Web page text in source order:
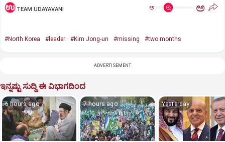
TEAM UDAYAVANI ಅ ಅ
#North Korea #leader #Kim Jong-un #missing #two months
ADVERTISEMENT
ಇನ್ನಷ್ಟು ಸುದ್ದಿ ಈ ವಿಭಾಗದಿಂದ
6 hours ago 7 hours ago Yesterday